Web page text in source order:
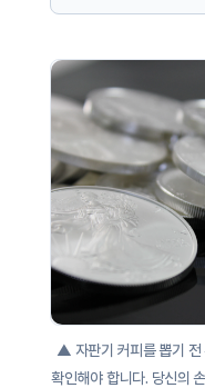
▲ 자판기 커피를 뽑기 전
확인해야 합니다. 당신의